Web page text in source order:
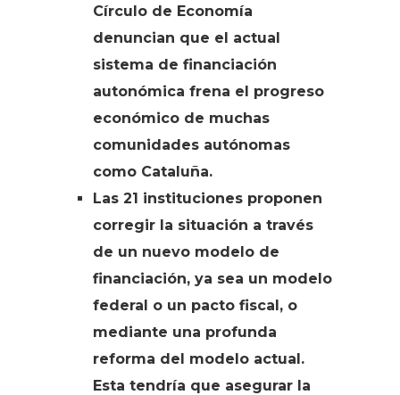
Círculo de Economía
denuncian que el actual
sistema de financiación
autonómica frena el progreso
económico de muchas
comunidades autónomas
como Cataluña.
Las 21 instituciones proponen
corregir la situación a través
de un nuevo modelo de
financiación, ya sea un modelo
federal o un pacto fiscal, o
mediante una profunda
reforma del modelo actual.
Esta tendría que asegurar la